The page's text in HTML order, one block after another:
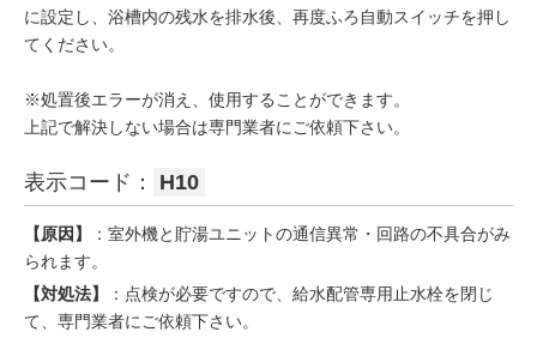
に設定し、浴槽内の残水を排水後、再度ふろ自動スイッチを押し
てください。
※処置後エラーが消え、使用することができます。
上記で解決しない場合は専門業者にご依頼下さい。
表示コード： H10
【原因】
：室外機と貯湯ユニットの通信異常・回路の不具合がみ
られます。
【対処法】
：点検が必要ですので、給水配管専用止水栓を閉じ
て、専門業者にご依頼下さい。